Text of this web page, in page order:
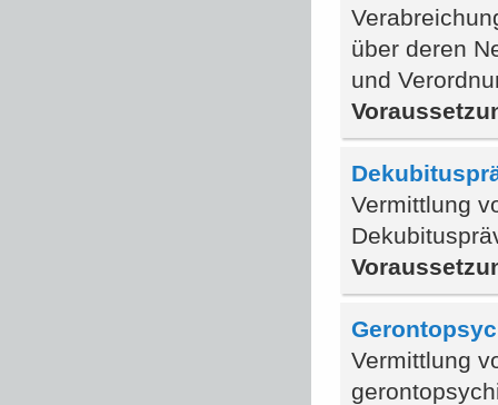
über deren
und
Vermittlung
Vermittlung